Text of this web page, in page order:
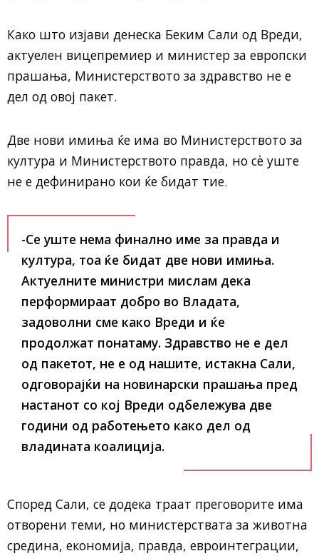
Како што изјави денеска Беким Сали од Вреди,
актуелен вицепремиер и министер за европски
прашања, Министерството за здравство не е
дел од овој пакет.
Две нови имиња ќе има во Министерството за
култура и Министерството правда, но сѐ уште
не е дефинирано кои ќе бидат тие.
-Се уште нема финално име за правда и
култура, тоа ќе бидат две нови имиња.
Актуелните министри мислам дека
перформираат добро во Владата,
задоволни сме како Вреди и ќе
продолжат понатаму. Здравство не е дел
од пакетот, не е од нашите, истакна Сали,
одговорајќи на новинарски прашања пред
настанот со кој Вреди одбележува две
години од работењето како дел од
владината коалиција.
Според Сали, се додека траат преговорите има
отворени теми, но министерствата за животна
средина, економија, правда, евроинтеграции,